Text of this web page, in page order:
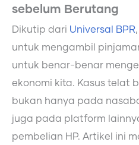
sebelum Berutang
Dikutip dari Universal BPR
untuk mengambil
untuk benar-benar
ekonomi kita. Kasus telat
bukan hanya pada
juga pada platform
pembelian HP. Artikel ini